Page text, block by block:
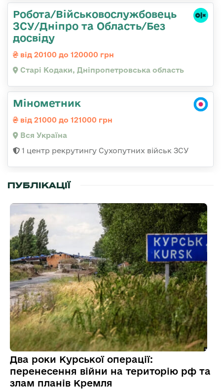
Робота/Військовослужбовець
ЗСУ/Дніпро та Область/Без
досвіду
від 20100 до 120000 грн
Старі Кодаки, Дніпропетровська область
Мінометник
від 21000 до 121000 грн
Вся Україна
1 центр рекрутингу Сухопутних військ ЗСУ
ПУБЛІКАЦІЇ
Два роки Курської операції:
перенесення війни на територію рф та
злам планів Кремля